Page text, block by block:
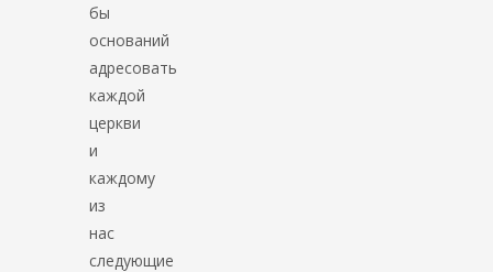
бы
оснований
адресовать
каждой
церкви
и
каждому
из
нас
следующие